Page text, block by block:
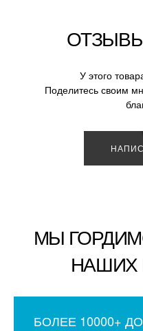
У этого
Поделитесь своим
МЫ
НАШИХ
БОЛЕЕ 10000+